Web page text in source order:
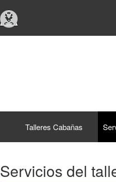
Talleres Cabañas
Servicios del